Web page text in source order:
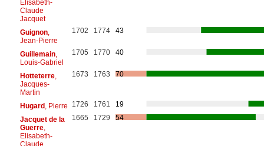
Elisabeth-
Claude
Jacquet
Guignon,
Jean-Pierre
1702 1774 43
Guillemain,
Louis-Gabriel
1705 1770 40
Hotteterre,
Jacques-
Martin
1673 1763 70
Hugard, Pierre 1726 1761
19
Jacquet de la
Guerre,
Elisabeth-
Claude
1665 1729 54